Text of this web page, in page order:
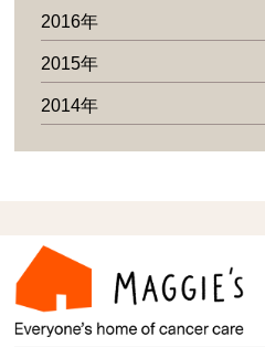
2016年
2015年
2014年